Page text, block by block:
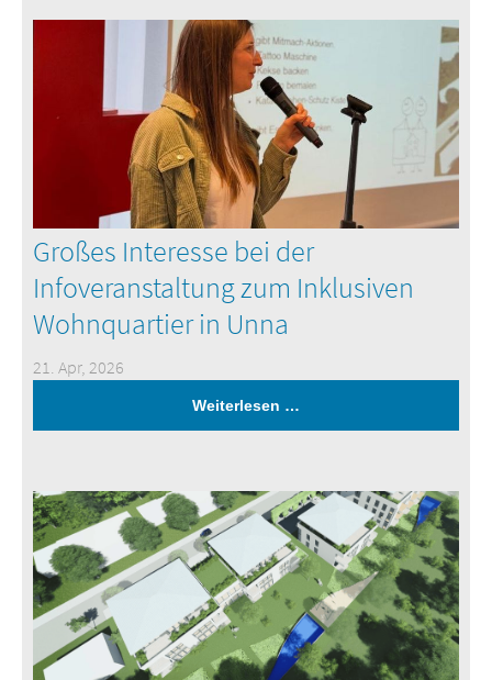
Großes Interesse bei der
Infoveranstaltung zum Inklusiven
Wohnquartier in Unna
21. Apr, 2026
Weiterlesen …